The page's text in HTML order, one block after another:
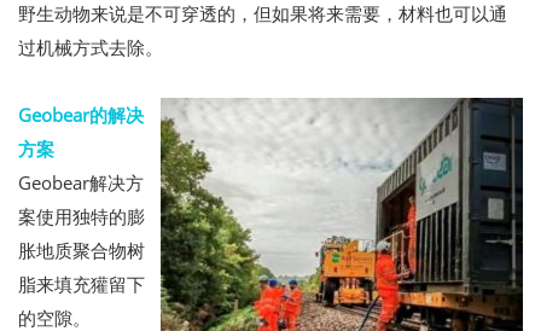
野生动物来说是不可穿透的，但如果将来需要，材料也可以通
过机械方式去除。
Geobear的解决
方案
Geobear解决方
案使用独特的膨
胀地质聚合物树
脂来填充獾留下
的空隙。